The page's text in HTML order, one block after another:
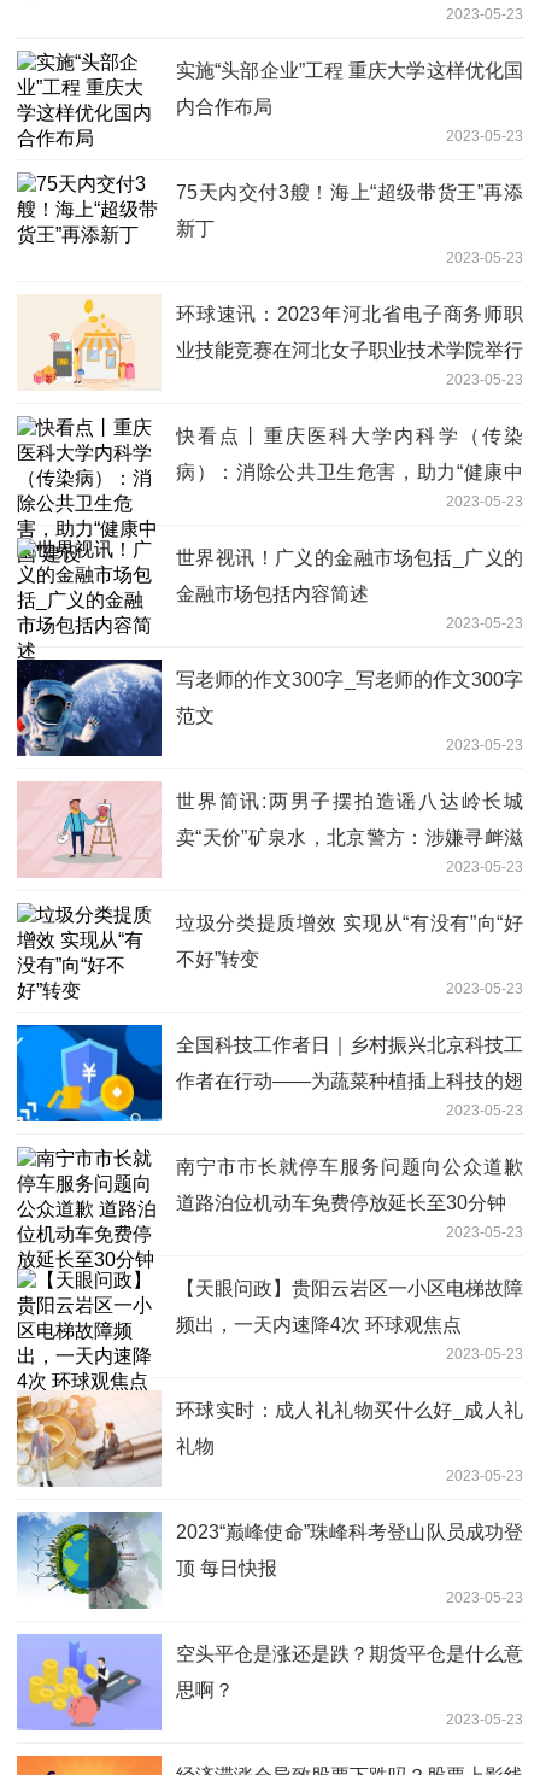
2023-05-23
实施“头部企业”工程 重庆大学这样优化国
内合作布局
2023-05-23
75天内交付3艘！海上“超级带货王”再添
新丁
2023-05-23
环球速讯：2023年河北省电子商务师职
业技能竞赛在河北女子职业技术学院举行
2023-05-23
快看点丨重庆医科大学内科学（传染
病）：消除公共卫生危害，助力“健康中
2023-05-23
世界视讯！广义的金融市场包括_广义的
金融市场包括内容简述
2023-05-23
写老师的作文300字_写老师的作文300字
范文
2023-05-23
世界简讯:两男子摆拍造谣八达岭长城
卖“天价”矿泉水，北京警方：涉嫌寻衅滋
2023-05-23
垃圾分类提质增效 实现从“有没有”向“好
不好”转变
2023-05-23
全国科技工作者日｜乡村振兴北京科技工
作者在行动——为蔬菜种植插上科技的翅
2023-05-23
南宁市市长就停车服务问题向公众道歉
道路泊位机动车免费停放延长至30分钟
2023-05-23
【天眼问政】贵阳云岩区一小区电梯故障
频出，一天内速降4次 环球观焦点
2023-05-23
环球实时：成人礼礼物买什么好_成人礼
礼物
2023-05-23
2023“巅峰使命”珠峰科考登山队员成功登
顶 每日快报
2023-05-23
空头平仓是涨还是跌？期货平仓是什么意
思啊？
2023-05-23